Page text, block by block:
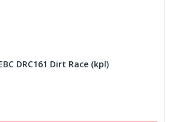
DRC161 Dirt Race (kpl)